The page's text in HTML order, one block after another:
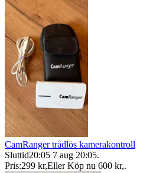
CamRanger trådlös kamerakontroll
Sluttid20:05 7 aug 20:05.
Pris:299 kr,Eller Köp nu 600 kr,.